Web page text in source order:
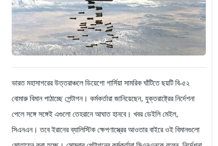
ভারত মহাসাগরের উত্তরাঞ্চলে ডিয়েগো গার্সিয়া সামরিক ঘাঁটিতে ছয়টি বি-৫২
বোমারু বিমান পাঠাচ্ছে পেন্টাগন। কর্মকর্তারা জানিয়েছেন, যুক্তরাষ্ট্রের নির্দেশনা
পেলে সঙ্গে সঙ্গেই এগুলো তেহরানে আঘাত হানবে। খবর ডেইলি মেইল,
সিএনএন। তবে ইরানের ব্যালিস্টিক ক্ষেপণাস্ত্রের আওতার বাইরে ওই বিমানগুলো